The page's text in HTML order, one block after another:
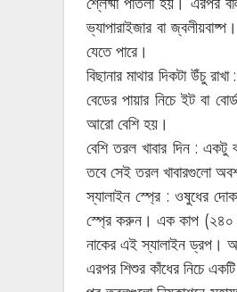
ভ্যাপারাইজার বা
যেতে পারে।
বিছানার মাথার দিকটা উঁচু
বেডের পায়ার নিচে ইট বা
আরো বেশি হয়।
বেশি তরল খাবার দিন : একটু
তবে সেই তরল খাবারগুলো
স্যালাইন স্প্রে : ওষুধের
স্প্রে করুন। এক কাপ (২৪০
নাকের এই স্যালাইন ড্রপ।
এরপর শিশুর কাঁধের নিচে